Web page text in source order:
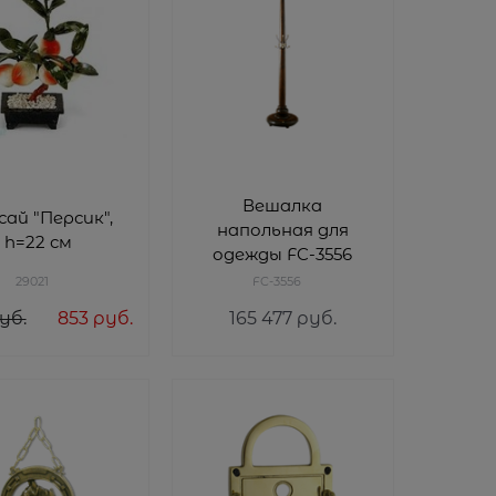
"Персик",
h=22 см
29021
853 руб.
Вешалка
напольная для
одежды FC-3556
FC-3556
165 477 руб.